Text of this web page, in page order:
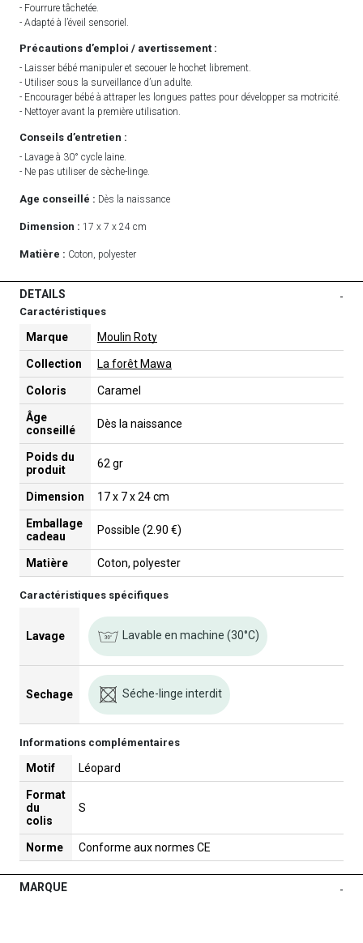
- Fourrure tâchetée.
- Adapté à l’éveil sensoriel.
Précautions d’emploi / avertissement :
- Laisser bébé manipuler et secouer le hochet librement.
- Utiliser sous la surveillance d’un adulte.
- Encourager bébé à attraper les longues pattes pour développer sa motricité.
- Nettoyer avant la première utilisation.
Conseils d’entretien :
- Lavage à 30° cycle laine.
- Ne pas utiliser de sèche-linge.
Age conseillé : Dès la naissance
Dimension : 17 x 7 x 24 cm
Matière : Coton, polyester
DETAILS -
Caractéristiques
Marque Moulin Roty
Collection La forêt Mawa
Coloris Caramel
Âge
conseillé
Dès la naissance
Poids du
produit
62 gr
Dimension 17 x 7 x 24 cm
Emballage
cadeau
Possible (2.90 €)
Matière Coton, polyester
Caractéristiques spécifiques
Lavage Lavable en machine (30°C)
Sechage Séche-linge interdit
Informations complémentaires
Motif Léopard
Format
du
colis
S
Norme Conforme aux normes CE
MARQUE -